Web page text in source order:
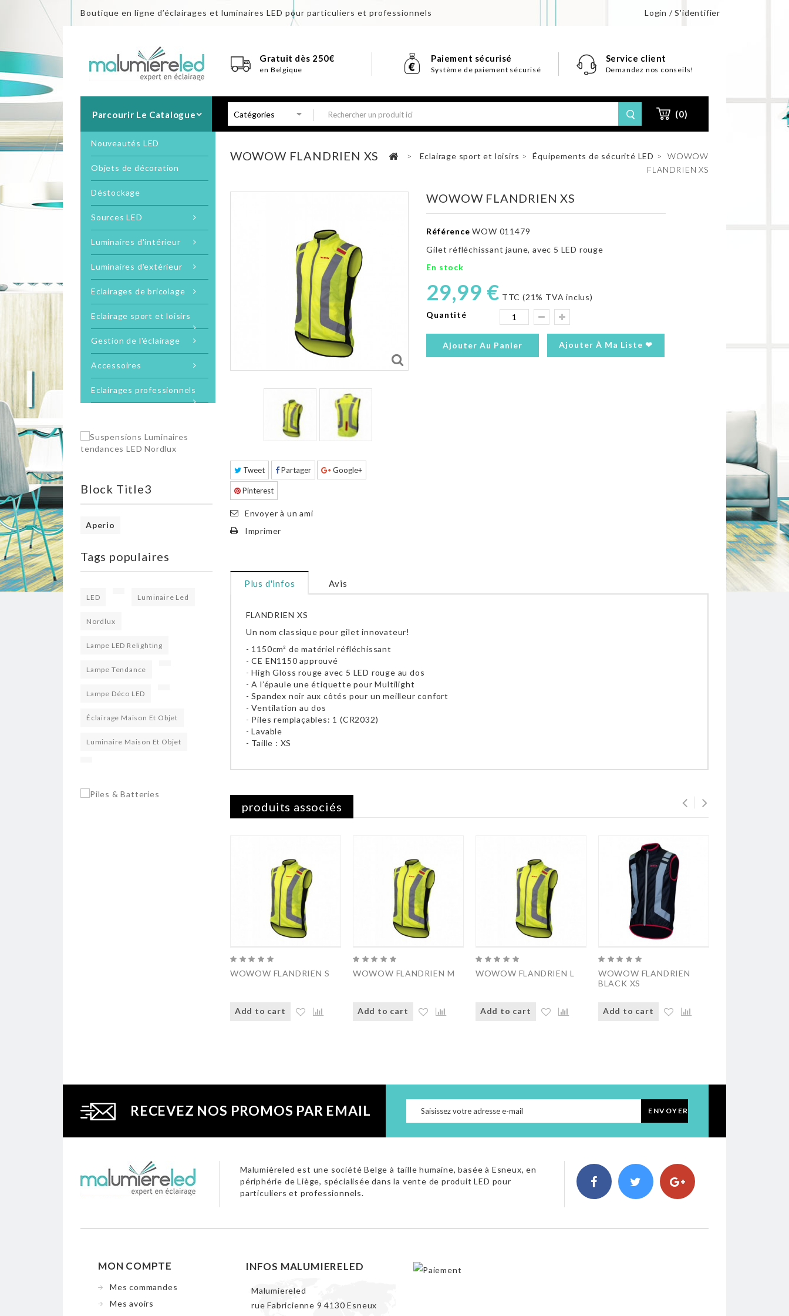
Login / S'identifier
Boutique en ligne d’éclairages et luminaires LED pour particuliers et professionnels
Gratuit dès 250€
en Belgique
Paiement sécurisé
Système de paiement sécurisé
Service client
Demandez nos conseils!
(0)
Parcourir Le Catalogue
Nouveautés LED
Objets de décoration
Déstockage
Sources LED
Luminaires d'intérieur
Luminaires d'extérieur
Eclairages de bricolage
Eclairage sport et loisirs
Gestion de l'éclairage
Accessoires
Eclairages professionnels
Block Title3
Aperio
Tags populaires
LED Luminaire Led
Nordlux
Lampe LED Relighting
Lampe Tendance
Lampe Déco LED
Éclairage Maison Et Objet
Luminaire Maison Et Objet
WOWOW FLANDRIEN XS > Eclairage sport et loisirs > Équipements de sécurité LED >
WOWOW
FLANDRIEN XS
Tweet Partager Google+
Pinterest
Envoyer à un ami
Imprimer
WOWOW FLANDRIEN XS
Référence WOW 011479
Gilet réfléchissant jaune, avec 5 LED rouge
En stock
29,99 € TTC (21% TVA inclus)
Quantité
Ajouter Au Panier Ajouter À Ma Liste ❤
Plus d'infos Avis
FLANDRIEN XS
Un nom classique pour gilet innovateur!
- 1150cm² de matériel réfléchissant
- CE EN1150 approuvé
- High Gloss rouge avec 5 LED rouge au dos
- A l’épaule une étiquette pour Multilight
- Spandex noir aux côtés pour un meilleur confort
- Ventilation au dos
- Piles remplaçables: 1 (CR2032)
- Lavable
- Taille : XS
produits associés
WOWOW FLANDRIEN S
Add to cart
WOWOW FLANDRIEN M
Add to cart
WOWOW FLANDRIEN L
Add to cart
WOWOW FLANDRIEN
BLACK XS
Add to cart
RECEVEZ NOS PROMOS PAR EMAIL ENVOYER
Malumièreled est une société Belge à taille humaine, basée à Esneux, en
périphérie de Liège, spécialisée dans la vente de produit LED pour
particuliers et professionnels.
MON COMPTE
Mes commandes
Mes avoirs
INFOS MALUMIERELED
Malumiereled
rue Fabricienne 9 4130 Esneux